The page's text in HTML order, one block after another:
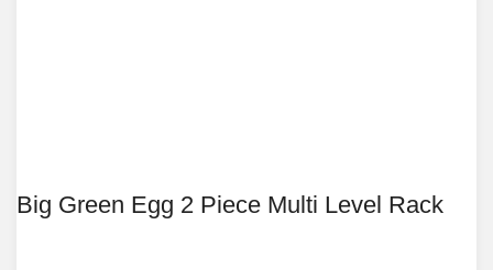
Big Green Egg 2 Piece Multi Level Rack